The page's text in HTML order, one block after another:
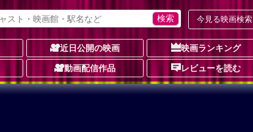
今見る映画検索
近日公開の映画 映画ランキング
動画配信作品 レビューを読む